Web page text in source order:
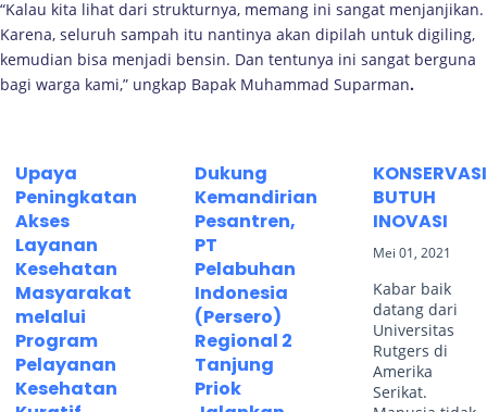
“Kalau kita lihat dari strukturnya, memang ini sangat menjanjikan.
Karena, seluruh sampah itu nantinya akan dipilah untuk digiling,
kemudian bisa menjadi bensin. Dan tentunya ini sangat berguna
bagi warga kami,” ungkap Bapak Muhammad Suparman.
Upaya
Peningkatan
Akses
Layanan
Kesehatan
Masyarakat
melalui
Program
Pelayanan
Kesehatan
Dukung
Kemandirian
Pesantren,
PT
Pelabuhan
Indonesia
(Persero)
Regional 2
Tanjung
Priok
KONSERVASI
BUTUH
INOVASI
Mei 01, 2021
Kabar baik
datang dari
Universitas
Rutgers di
Amerika
Serikat.